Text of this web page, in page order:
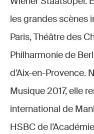
les grandes scènes
Paris, Théâtre des
Philharmonie de
d’Aix-en-Provence.
Musique 2017, elle
international de
HSBC de